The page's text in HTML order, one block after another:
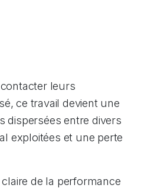
leurs
ce travail devient une
dispersées entre divers
exploitées et une perte
de la performance